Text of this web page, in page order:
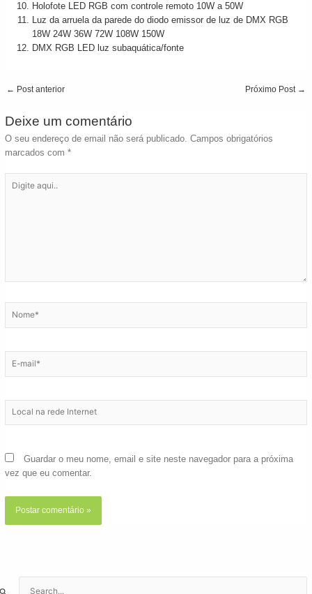
Holofote LED RGB com controle remoto 10W a 50W
Luz da arruela da parede do diodo emissor de luz de DMX RGB
18W 24W 36W 72W 108W 150W
DMX RGB LED luz subaquática/fonte
Post
← Post anterior Próximo Post →
Deixe um comentário
O seu endereço de email não será publicado. Campos obrigatórios
marcados com*
aqui..
Guardar o meu nome, email e site neste navegador para a próxima
vez que eu comentar.